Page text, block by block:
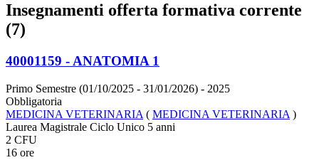
Insegnamenti offerta formativa corrente
(7)
40001159 - ANATOMIA 1
Primo Semestre (01/10/2025 - 31/01/2026) - 2025
Obbligatoria
MEDICINA VETERINARIA ( MEDICINA VETERINARIA )
Laurea Magistrale Ciclo Unico 5 anni
2 CFU
16 ore